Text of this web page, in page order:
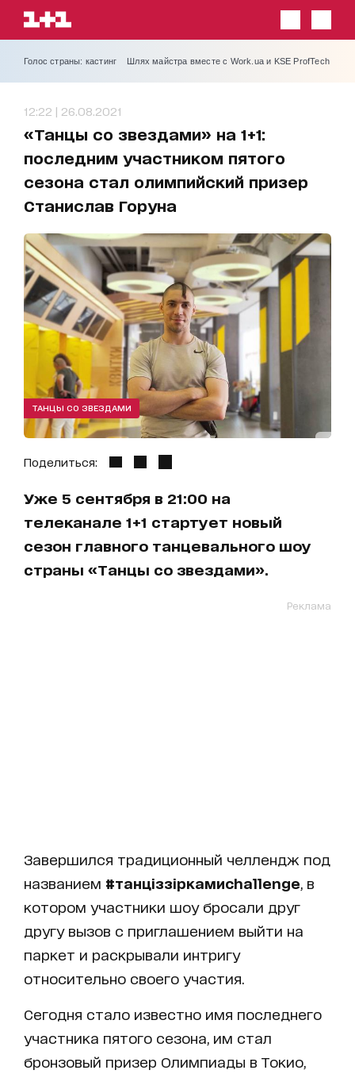
Голос страны: кастинг Шлях майстра вместе с Work.ua и KSE ProfTech
12:22 | 26.08.2021
«Танцы со звездами» на 1+1:
последним участником пятого
сезона стал олимпийский призер
Станислав Горуна
ТАНЦЫ СО ЗВЕЗДАМИ
Поделиться:
Уже 5 сентября в 21:00 на
телеканале 1+1 стартует новый
сезон главного танцевального шоу
страны «Танцы со звездами».
Реклама
Завершился традиционный челлендж под
названием #танціззіркамиchallenge , в
котором участники шоу бросали друг
другу вызов с приглашением выйти на
паркет и раскрывали интригу
относительно своего участия.
Сегодня стало известно имя последнего
участника пятого сезона, им стал
бронзовый призер Олимпиады в Токио,